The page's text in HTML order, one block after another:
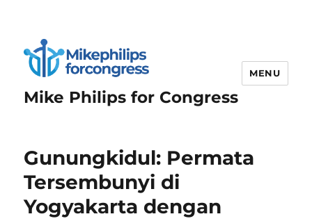
Mike Philips for Congress
MENU
Gunungkidul: Permata
Tersembunyi di
Yogyakarta dengan